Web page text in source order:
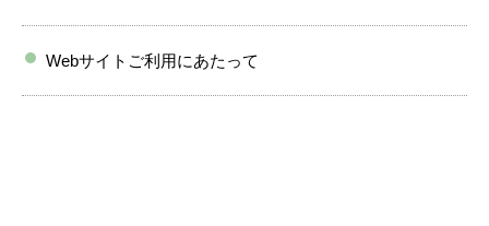
Webサイトご利用にあたって